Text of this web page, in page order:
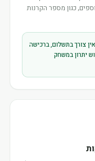
כגון מספר הקרנות
צורך בתשלום, ברכישה
יתרון במשחק